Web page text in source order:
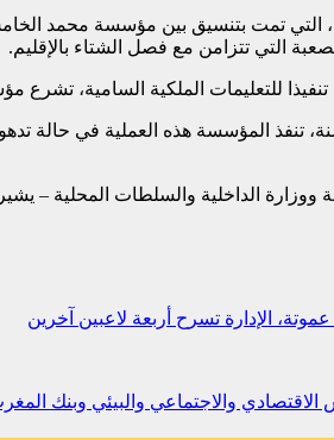
التي تمت بتنسيق بين مؤسسة محمد
التي تتزامن مع فصل الشتاء بالإقليم.
للتعليمات الملكية السامية، تشرع
تنفذ المؤسسة هذه العملية في حالة
الداخلية والسلطات المحلية –
الإدارة تسرح أربعة لاعبين آخرين
والاجتماعي والبيئي وبنك